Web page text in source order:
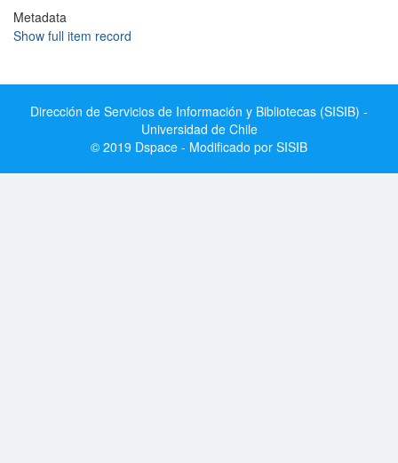
Metadata
Show full item record
Dirección de Servicios de Información y Bibliotecas (SISIB) -
Universidad de Chile
© 2019 Dspace - Modificado por SISIB